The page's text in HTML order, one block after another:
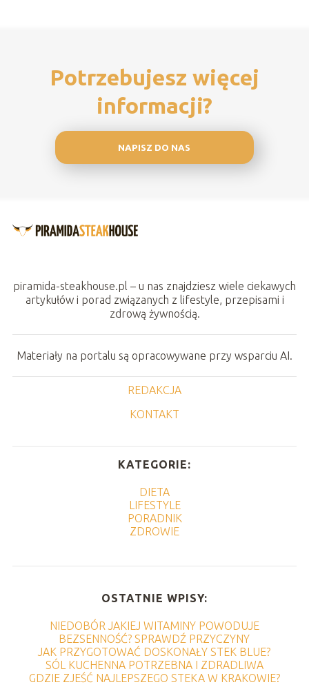
Potrzebujesz więcej
informacji?
NAPISZ DO NAS
piramida-steakhouse.pl – u nas znajdziesz wiele ciekawych
artykułów i porad związanych z lifestyle, przepisami i
zdrową żywnością.
Materiały na portalu są opracowywane przy wsparciu AI.
REDAKCJA
KONTAKT
KATEGORIE:
DIETA
LIFESTYLE
PORADNIK
ZDROWIE
OSTATNIE WPISY:
NIEDOBÓR JAKIEJ WITAMINY POWODUJE
BEZSENNOŚĆ? SPRAWDŹ PRZYCZYNY
JAK PRZYGOTOWAĆ DOSKONAŁY STEK BLUE?
SÓL KUCHENNA POTRZEBNA I ZDRADLIWA
GDZIE ZJEŚĆ NAJLEPSZEGO STEKA W KRAKOWIE?